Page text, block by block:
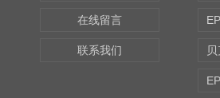
在线留言
联系我们